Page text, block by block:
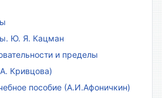
Ю. Я. Кацман
и пределы
Кривцова)
пособие (А.И.Афоничкин)